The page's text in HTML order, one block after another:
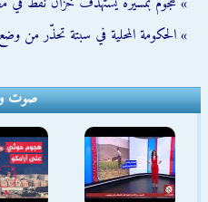
» الحكومة المحلية في سبتة تحذّر من
صوت